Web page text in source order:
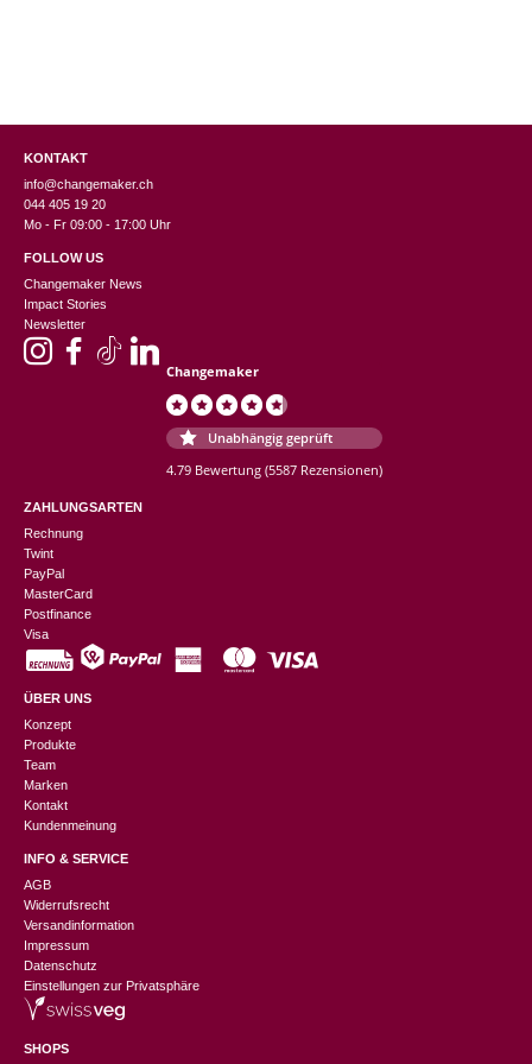
KONTAKT
info@changemaker.ch
044 405 19 20
Mo - Fr 09:00 - 17:00 Uhr
FOLLOW US
Changemaker News
Impact Stories
Newsletter
Changemaker
Unabhängig geprüft
4.79 Bewertung (5587 Rezensionen)
ZAHLUNGSARTEN
Rechnung
Twint
PayPal
MasterCard
Postfinance
Visa
ÜBER UNS
Konzept
Produkte
Team
Marken
Kontakt
Kundenmeinung
INFO & SERVICE
AGB
Widerrufsrecht
Versandinformation
Impressum
Datenschutz
Einstellungen zur Privatsphäre
SHOPS